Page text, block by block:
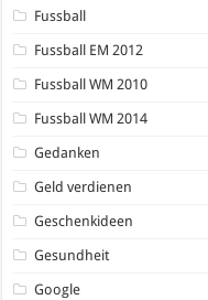
Fussball
Fussball EM 2012
Fussball WM 2010
Fussball WM 2014
Gedanken
Geld verdienen
Geschenkideen
Gesundheit
Google